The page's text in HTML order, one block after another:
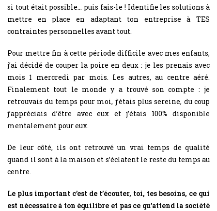
si tout était possible… puis fais-le ! Identifie les solutions à
mettre en place en adaptant ton entreprise à TES
contraintes personnelles avant tout.
Pour mettre fin à cette période difficile avec mes enfants,
j’ai décidé de couper la poire en deux : je les prenais avec
mois 1 mercredi par mois. Les autres, au centre aéré.
Finalement tout le monde y a trouvé son compte : je
retrouvais du temps pour moi, j’étais plus sereine, du coup
j’appréciais d’être avec eux et j’étais 100% disponible
mentalement pour eux.
De leur côté, ils ont retrouvé un vrai temps de qualité
quand il sont à la maison et s’éclatent le reste du temps au
centre.
Le plus important c’est de t’écouter, toi, tes besoins, ce qui
est nécessaire à ton équilibre et pas ce qu’attend la société